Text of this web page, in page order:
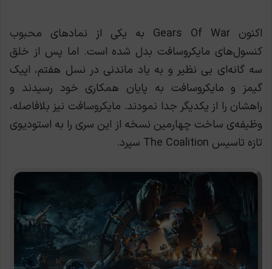
اکنون Gears Of War به یکی از نمادهای محبوب
کنسول‌های مایکروسافت بدل شده است. اما پس از خلق
سه گانه‌ای بی نظیر و به یاد ماندنی در نسل هفتم، اپیک
گیمز و مایکروسافت به پایان همکاری خود رسیدند و
راهشان را از یکدیگر جدا نمودند. مایکروسافت نیز بلافاصله،
وظیفه‌ی ساخت چهارمین نسخه از این سری را به استودیوی
تازه تاسیس The Coalition سپرد.